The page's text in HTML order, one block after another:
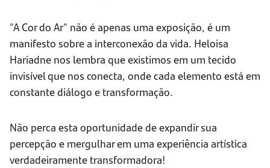
"A Cor do Ar" não é apenas uma exposição, é um
manifesto sobre a interconexão da vida. Heloisa
Hariadne nos lembra que existimos em um tecido
invisível que nos conecta, onde cada elemento está em
constante diálogo e transformação.
Não perca esta oportunidade de expandir sua
percepção e mergulhar em uma experiência artística
verdadeiramente transformadora!